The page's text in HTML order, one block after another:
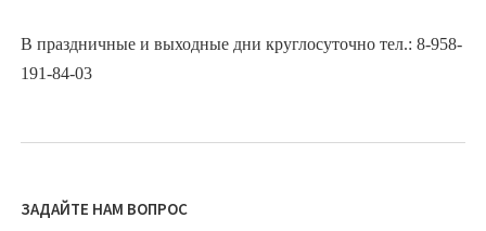
В праздничные и выходные дни круглосуточно тел.: 8-958-
191-84-03
ЗАДАЙТЕ НАМ ВОПРОС